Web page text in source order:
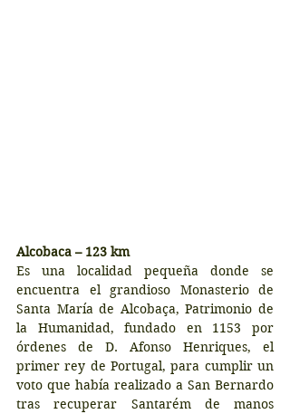
Alcobaca – 123 km
Es una localidad pequeña donde se
encuentra el grandioso Monasterio de
Santa María de Alcobaça, Patrimonio de
la Humanidad, fundado en 1153 por
órdenes de D. Afonso Henriques, el
primer rey de Portugal, para cumplir un
voto que había realizado a San Bernardo
tras recuperar Santarém de manos